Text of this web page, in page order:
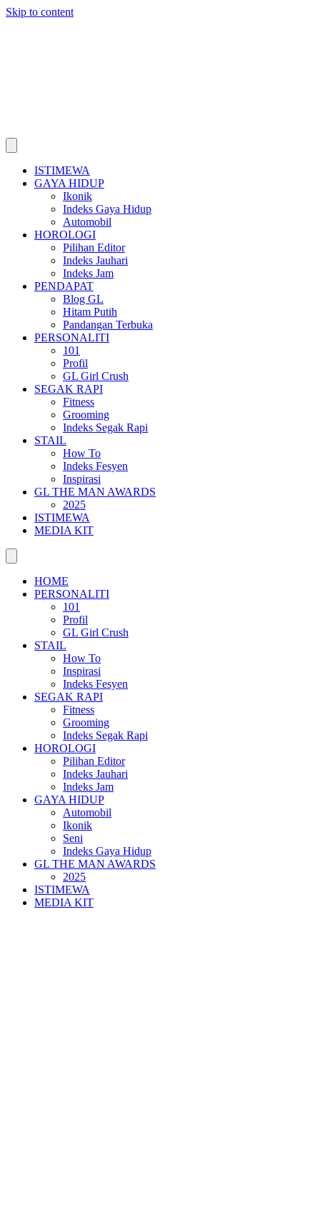
Skip to content
ISTIMEWA
GAYA HIDUP
Ikonik
Indeks Gaya Hidup
Automobil
HOROLOGI
Pilihan Editor
Indeks Jauhari
Indeks Jam
PENDAPAT
Blog GL
Hitam Putih
Pandangan Terbuka
PERSONALITI
101
Profil
GL Girl Crush
SEGAK RAPI
Fitness
Grooming
Indeks Segak Rapi
STAIL
How To
Indeks Fesyen
Inspirasi
GL THE MAN AWARDS
2025
ISTIMEWA
MEDIA KIT
HOME
PERSONALITI
101
Profil
GL Girl Crush
STAIL
How To
Inspirasi
Indeks Fesyen
SEGAK RAPI
Fitness
Grooming
Indeks Segak Rapi
HOROLOGI
Pilihan Editor
Indeks Jauhari
Indeks Jam
GAYA HIDUP
Automobil
Ikonik
Seni
Indeks Gaya Hidup
GL THE MAN AWARDS
2025
ISTIMEWA
MEDIA KIT